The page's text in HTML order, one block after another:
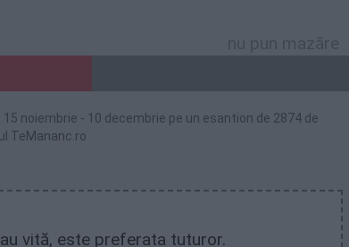
noiembrie - 10 decembrie pe un esantion de 2874 de
TeMananc.ro
vită, este preferata tuturor.